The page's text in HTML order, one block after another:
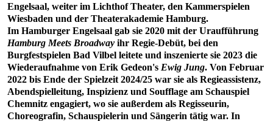
Engelsaal, weiter im Lichthof Theater, den Kammerspielen
Wiesbaden und der Theaterakademie Hamburg.
Im Hamburger Engelsaal gab sie 2020 mit der Uraufführung
Hamburg Meets Broadway ihr Regie-Debüt, bei den
Burgfestspielen Bad Vilbel leitete und inszenierte sie 2023 die
Wiederaufnahme von Erik Gedeon's Ewig Jung. Von Februar
2022 bis Ende der Spielzeit 2024/25 war sie als Regieassistenz,
Abendspielleitung, Inspizienz und Soufflage am Schauspiel
Chemnitz engagiert, wo sie außerdem als Regisseurin,
Choreografin, Schauspielerin und Sängerin tätig war. In